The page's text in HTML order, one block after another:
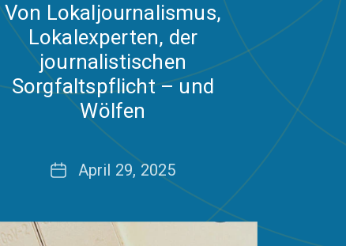
Von Lokaljournalismus,
Lokalexperten, der
journalistischen
Sorgfaltspflicht – und
Wölfen
DateApril 29, 2025